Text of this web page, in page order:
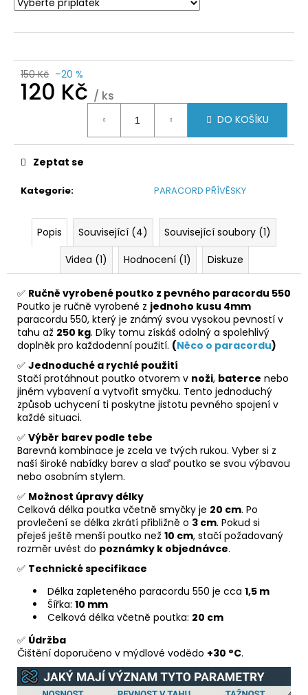
150 Kč –20 %
120 Kč / ks
DO KOŠÍKU
Kategorie: PARACORD PŘÍVĚSKY
Zeptat se
Popis Související (4)
Související soubory (1)
Videa (1)
Hodnocení (1) Diskuze
✅ Ručně vyrobené poutko z pevného paracordu 550
Poutko je ručně vyrobené z jednoho kusu 4mm
paracordu 550, který je známý svou vysokou pevností v
tahu až 250 kg. Díky tomu získáš odolný a spolehlivý
doplněk pro každodenní použití. (Něco o paracordu)
✅ Jednoduché a rychlé použití
Stačí protáhnout poutko otvorem v noži, baterce nebo
jiném vybavení a vytvořit smyčku. Tento jednoduchý
způsob uchycení ti poskytne jistotu pevného spojení v
každé situaci.
✅ Výběr barev podle tebe
Barevná kombinace je zcela ve tvých rukou. Vyber si z
naší široké nabídky barev a slaď poutko se svou výbavou
nebo osobním stylem.
✅ Možnost úpravy délky
Celková délka poutka včetně smyčky je 20 cm. Po
provlečení se délka zkrátí přibližně o 3 cm. Pokud si
přeješ ještě menší poutko než 10 cm, stačí požadovaný
rozměr uvést do poznámky k objednávce.
✅ Technické specifikace
Délka zapleteného paracordu 550 je cca 1,5 m
Šířka: 10 mm
Celková délka včetně poutka: 20 cm
✅ Údržba
Čištění doporučeno v mýdlové vodědo +30 °C.